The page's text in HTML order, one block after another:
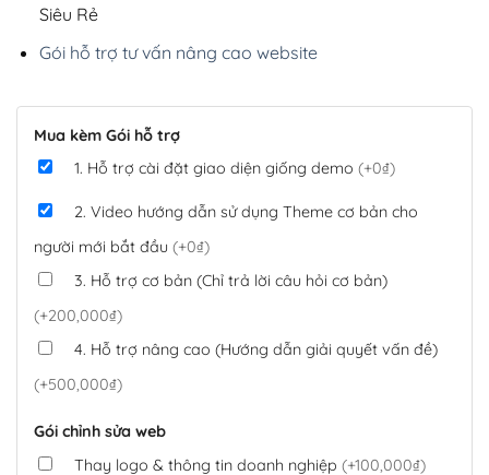
Siêu Rẻ
Gói hỗ trợ tư vấn nâng cao website
Mua kèm Gói hỗ trợ
1. Hỗ trợ cài đặt giao diện giống demo (+0₫)
2. Video hướng dẫn sử dụng Theme cơ bản cho
người mới bắt đầu (+0₫)
3. Hỗ trợ cơ bản (Chỉ trả lời câu hỏi cơ bản)
(+200,000₫)
4. Hỗ trợ nâng cao (Hướng dẫn giải quyết vấn đề)
(+500,000₫)
Gói chỉnh sửa web
Thay logo & thông tin doanh nghiệp (+100,000₫)